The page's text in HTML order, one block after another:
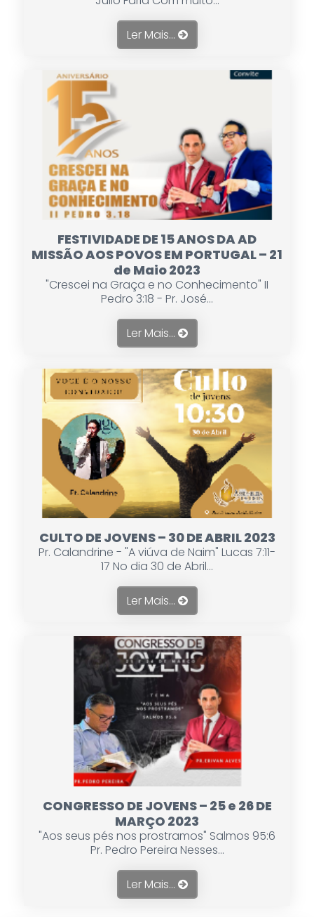
Ler Mais...
FESTIVIDADE DE 15 ANOS DA AD
MISSÃO AOS POVOS EM PORTUGAL – 21
de Maio 2023
"Crescei na Graça e no Conhecimento" II
Pedro 3:18 - Pr. José...
Ler Mais...
CULTO DE JOVENS – 30 DE ABRIL 2023
Pr. Calandrine - "A viúva de Naim" Lucas 7:11-
17 No dia 30 de Abril...
Ler Mais...
CONGRESSO DE JOVENS – 25 e 26 DE
MARÇO 2023
"Aos seus pés nos prostramos" Salmos 95:6
Pr. Pedro Pereira Nesses...
Ler Mais...